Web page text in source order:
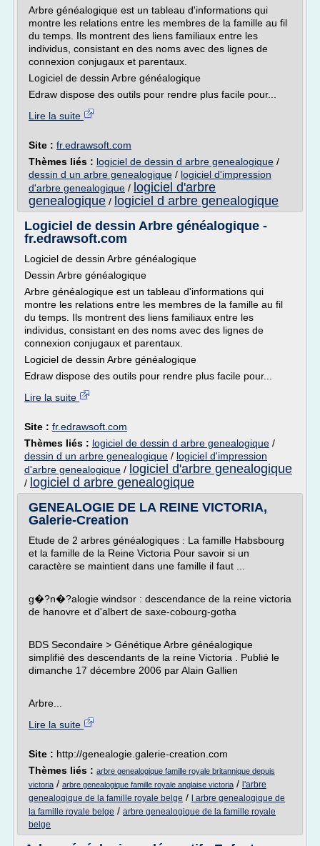
Arbre généalogique est un tableau d'informations qui
montre les relations entre les membres de la famille au fil
du temps. Ils montrent des liens familiaux entre les
individus, consistant en des noms avec des lignes de
connexion conjugaux et parentaux.
Logiciel de dessin Arbre généalogique
Edraw dispose des outils pour rendre plus facile pour...
Lire la suite
Site : fr.edrawsoft.com
Thèmes liés : logiciel de dessin d arbre genealogique /
dessin d un arbre genealogique / logiciel d'impression
d'arbre genealogique / logiciel d'arbre
genealogique / logiciel d arbre genealogique
Logiciel de dessin Arbre généalogique -
fr.edrawsoft.com
Logiciel de dessin Arbre généalogique
Dessin Arbre généalogique
Arbre généalogique est un tableau d'informations qui
montre les relations entre les membres de la famille au fil
du temps. Ils montrent des liens familiaux entre les
individus, consistant en des noms avec des lignes de
connexion conjugaux et parentaux.
Logiciel de dessin Arbre généalogique
Edraw dispose des outils pour rendre plus facile pour...
Lire la suite
Site : fr.edrawsoft.com
Thèmes liés : logiciel de dessin d arbre genealogique /
dessin d un arbre genealogique / logiciel d'impression
d'arbre genealogique / logiciel d'arbre genealogique
/ logiciel d arbre genealogique
GENEALOGIE DE LA REINE VICTORIA,
Galerie-Creation
Etude de 2 arbres généalogiques : La famille Habsbourg
et la famille de la Reine Victoria Pour savoir si un
caractère se maintient dans une famille il faut ...
g�?n�?alogie windsor : descendance de la reine victoria
de hanovre et d'albert de saxe-cobourg-gotha
BDS Secondaire > Génétique Arbre généalogique
simplifié des descendants de la reine Victoria . Publié le
dimanche 17 décembre 2006 par Alain Gallien
Arbre...
Lire la suite
Site : http://genealogie.galerie-creation.com
Thèmes liés : arbre genealogique famille royale britannique depuis
victoria / arbre genealogique famille royale anglaise victoria / l'arbre
genealogique de la famille royale belge /
l arbre genealogique de
la famille royale belge / arbre genealogique de la famille royale
belge